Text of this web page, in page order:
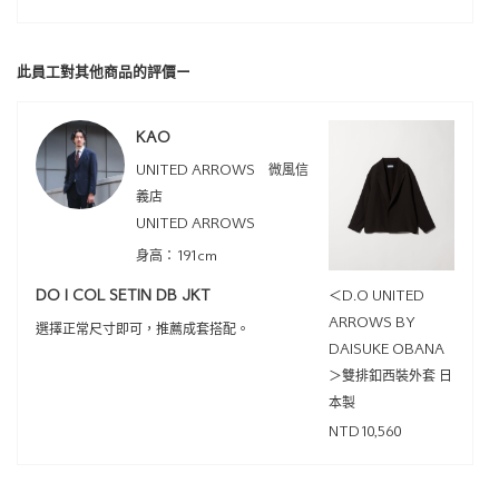
此員工對其他商品的評價ー
KAO
UNITED ARROWS 微風信
義店
UNITED ARROWS
身高：191cm
DO I COL SETIN DB JKT
選擇正常尺寸即可，推薦成套搭配。
＜D.O UNITED
ARROWS BY
DAISUKE OBANA
＞雙排釦西裝外套 日
本製
NTD10,560